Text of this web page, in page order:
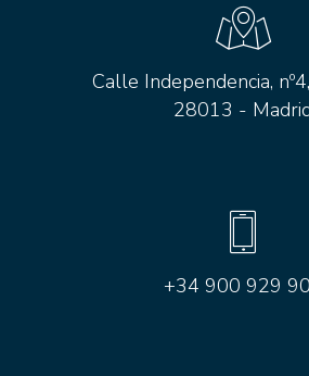
Calle Independencia,
28013 -
+34 900 929